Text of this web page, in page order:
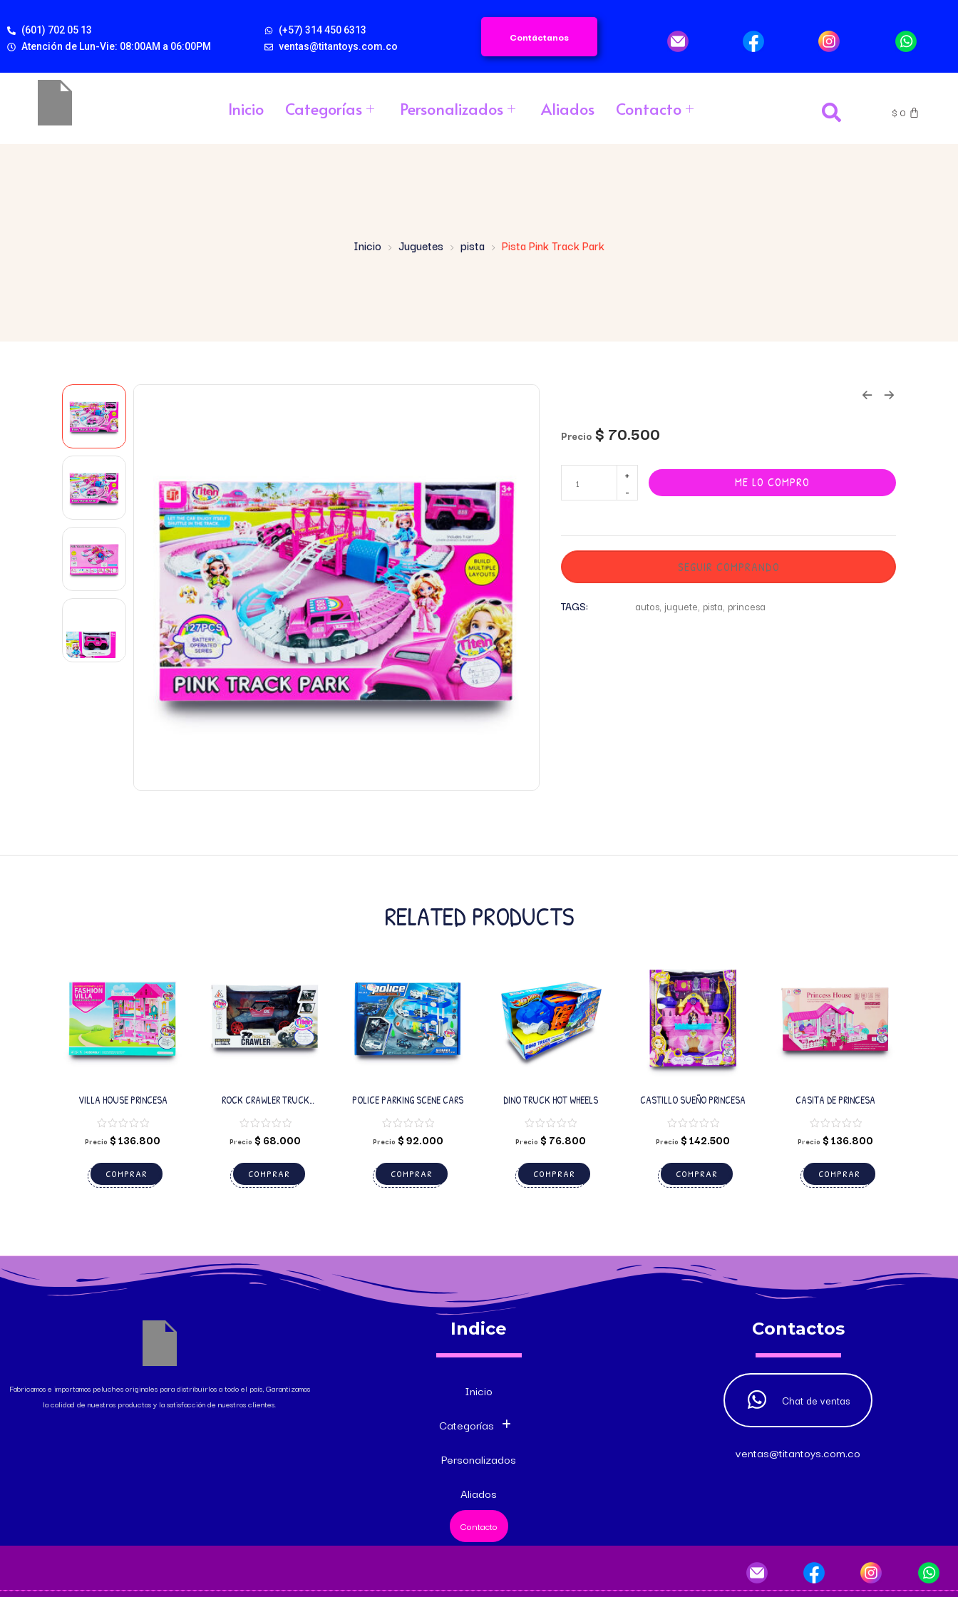
(601) 702 05 13
Atención de Lun-Vie: 08:00AM a 06:00PM
(+57) 314 450 6313
ventas@titantoys.com.co
Contáctanos
Inicio Categorías Personalizados Aliados Contacto $ 0
Inicio Juguetes pista Pista Pink Track Park
Precio $ 70.500
ME LO COMPRO
SEGUIR COMPRANDO
TAGS: autos, juguete, pista, princesa
RELATED PRODUCTS
VILLA HOUSE PRINCESA
Precio $136.800
COMPRAR
ROCK CRAWLER TRUCK
MONSTER REMOTO
Precio $ 68.000
COMPRAR
POLICE PARKING SCENE CARS
Precio $92.000
COMPRAR
DINO TRUCK HOT WHEELS
Precio $ 76.800
COMPRAR
CASTILLO SUEÑO PRINCESA
Precio $142.500
COMPRAR
CASITA DE PRINCESA
Precio $136.800
COMPRAR
Fabricamos e importamos peluches originales para distribuirlos a todo el país, Garantizamos
la calidad de nuestros productos y la satisfacción de nuestros clientes.
Indice
Inicio
Categorías
Personalizados
Aliados
Contacto
Contactos
Chat de ventas
ventas@titantoys.com.co